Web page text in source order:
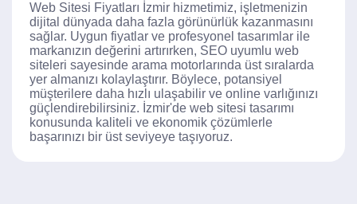
Web Sitesi Fiyatları İzmir hizmetimiz, işletmenizin
dijital dünyada daha fazla görünürlük kazanmasını
sağlar. Uygun fiyatlar ve profesyonel tasarımlar ile
markanızın değerini artırırken, SEO uyumlu web
siteleri sayesinde arama motorlarında üst sıralarda
yer almanızı kolaylaştırır. Böylece, potansiyel
müşterilere daha hızlı ulaşabilir ve online varlığınızı
güçlendirebilirsiniz. İzmir'de web sitesi tasarımı
konusunda kaliteli ve ekonomik çözümlerle
başarınızı bir üst seviyeye taşıyoruz.